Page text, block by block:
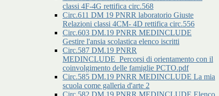
classi 4F-4G rettifica circ.568
Circ.611 DM 19 PNRR laboratorio Giuste
Relazioni classi 4CM- 4D rettifica circ.556
Circ.603 DM.19 PNRR MEDINCLUDE
Gestire l'ansia scolastica elenco iscritti
Circ.587 DM.19 PNRR
MEDINCLUDE_Percorsi di orientamento con il
coinvolgimento delle famiglie PCTO.pdf
Circ.585 DM.19 PNRR MEDINCLUDE La mia
scuola come galleria d'arte 2